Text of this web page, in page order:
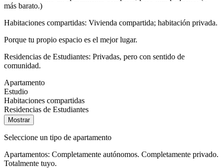
más barato.)
Habitaciones compartidas: Vivienda compartida; habitación privada.
Porque tu propio espacio es el mejor lugar.
Residencias de Estudiantes: Privadas, pero con sentido de
comunidad.
Apartamento
Estudio
Habitaciones compartidas
Residencias de Estudiantes
Mostrar
Seleccione un tipo de apartamento
Apartamentos: Completamente autónomos. Completamente privado.
Totalmente tuyo.